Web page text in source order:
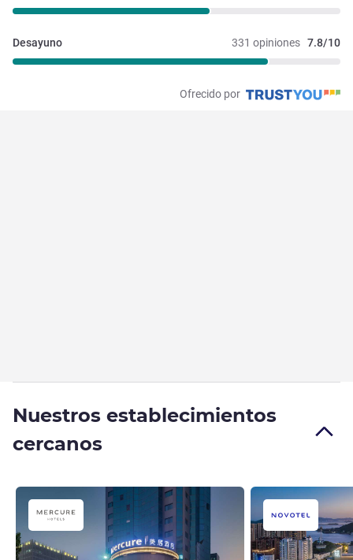
331 opiniones 7.8/10
Desayuno
Ofrecido por
Nuestros establecimientos
cercanos